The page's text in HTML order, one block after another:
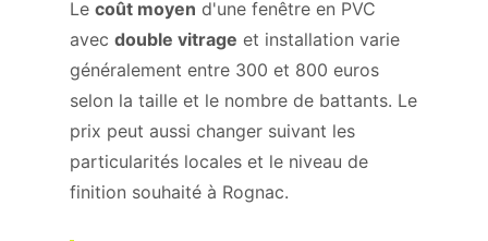
Le coût moyen d'une fenêtre en PVC
avec double vitrage et installation varie
généralement entre 300 et 800 euros
selon la taille et le nombre de battants. Le
prix peut aussi changer suivant les
particularités locales et le niveau de
finition souhaité à Rognac.